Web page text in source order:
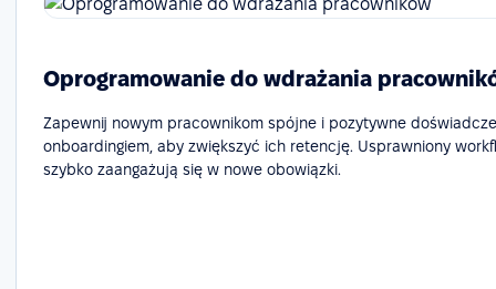
Oprogramowanie do wdrażania
Zapewnij nowym pracownikom spójne i pozytywne
onboardingiem, aby zwiększyć ich retencję. Usprawniony
szybko zaangażują się w nowe obowiązki.